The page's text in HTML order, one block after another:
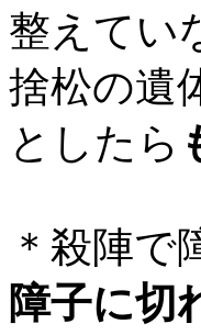
整えてい
捨松の遺
としたら
＊殺陣で
障子に切